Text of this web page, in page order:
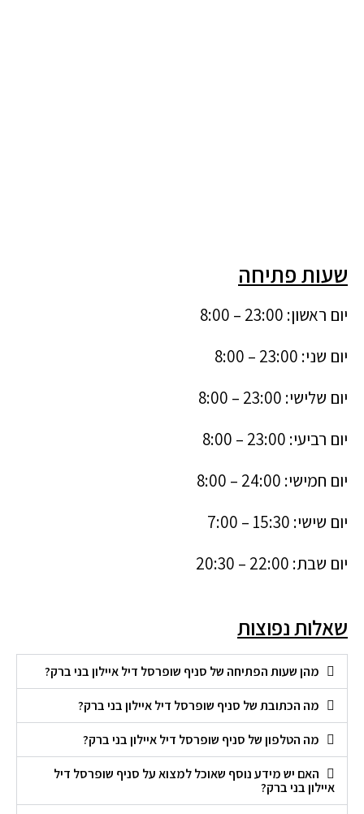
שעות פתיחה
יום ראשון: 23:00 – 8:00
יום שני: 23:00 – 8:00
יום שלישי: 23:00 – 8:00
יום רביעי: 23:00 – 8:00
יום חמישי: 24:00 – 8:00
יום שישי: 15:30 – 7:00
יום שבת: 22:00 – 20:30
שאלות נפוצות
מהן שעות הפתיחה של סניף שופרסל דיל איילון בני ברק?
מה הכתובת של סניף שופרסל דיל איילון בני ברק?
מה הטלפון של סניף שופרסל דיל איילון בני ברק?
האם יש מידע נוסף שאוכל למצוא על סניף שופרסל דיל
איילון בני ברק?